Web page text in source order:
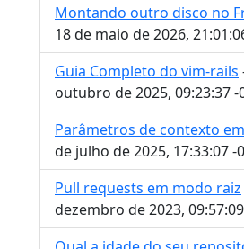
Montando outro disco no
18 de maio de 2026,
Guia Completo do vim-rails
outubro de 2025, 09:23:37 -
Parâmetros de contexto
de julho de 2025, 17:33:07 -
Pull requests em modo raiz
dezembro de 2023,